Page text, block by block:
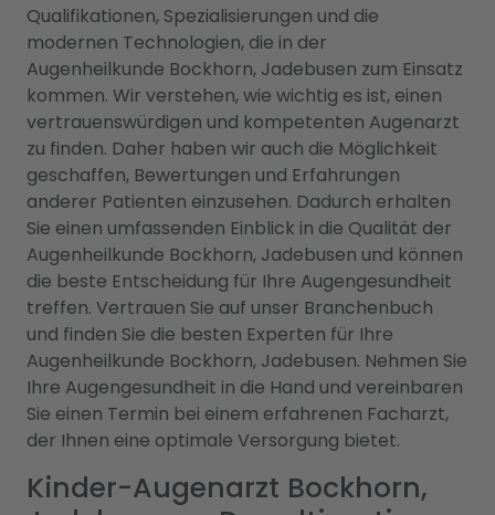
Qualifikationen, Spezialisierungen und die
modernen Technologien, die in der
Augenheilkunde Bockhorn, Jadebusen zum Einsatz
kommen. Wir verstehen, wie wichtig es ist, einen
vertrauenswürdigen und kompetenten Augenarzt
zu finden. Daher haben wir auch die Möglichkeit
geschaffen, Bewertungen und Erfahrungen
anderer Patienten einzusehen. Dadurch erhalten
Sie einen umfassenden Einblick in die Qualität der
Augenheilkunde Bockhorn, Jadebusen und können
die beste Entscheidung für Ihre Augengesundheit
treffen. Vertrauen Sie auf unser Branchenbuch
und finden Sie die besten Experten für Ihre
Augenheilkunde Bockhorn, Jadebusen. Nehmen Sie
Ihre Augengesundheit in die Hand und vereinbaren
Sie einen Termin bei einem erfahrenen Facharzt,
der Ihnen eine optimale Versorgung bietet.
Kinder-Augenarzt Bockhorn,